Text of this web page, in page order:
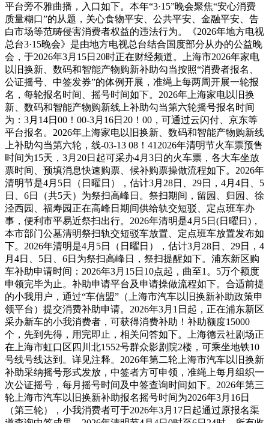
平台旁不雅曲播，入口如下。本年“3·15”晚会聚焦“安心消费
质量糊口”的从题，关心食物平安、公共平安、金融平安、告
白市场等范畴侵害消费者权益的违法行为。《2026年地方电视
总台3·15晚会》是由地方电视总台结合国度部分从办的公益晚
会，于2026年3月15日20时正在财经频道。上海市2026年家电
以旧换新、数码和智能产物购新补助勾当按照“消费者报名、
公证摇号、中签发券”的体例开展，准绳上每两周开展一轮报
名，每轮报名时间、摇号时间如下。2026年上海家电以旧换
新、数码和智能产物购新线上补助勾当第六轮摇号报名时间
为：3月14日00！00-3月16日20！00，可通过云闪付、京东等
平台报名。2026年上海家电以旧换新、数码和智能产物购新线
上补助勾当第六轮，线-03-13 08！412026年清明节火车票预售
时间为15天，3月20日起可采办4月3日的火车票，各大车坐放
票时间、预填消息快速购票、候补购票操做流程如下。2026年
清明节是4月5日（日曜日），估计3月28日、29日，4月4日、5
日、6日（共5天）为祭扫高峰日。祭扫期间，留园、归园、徐
泾西园、福寿园正在高峰日期间供给轨交短驳、定点班车办
事，便利市平易近祭扫出行。2026年清明是4月5日(日曜日)，
本市部门公墓清明祭扫轨交短驳车放置、定点班车放置发布如
下。2026年清明是4月5日（日曜日），估计3月28日、29日，4
月4日、5日、6日为祭扫高峰日，祭扫提醒如下。浦东新区购
车补助申请时间：2026年3月15日10点起，曲至1。5万个额度
申领完毕为止。补助申请平台及申请操做流程如下。合适前提
的小我用户，通过“车信盟”（上海市汽车以旧换新补助政策申
领平台）提交消费补助申请。2026年3月1日起，正在浦东新区
采办新车的小我消费者，可获得消费补助！补助额度15000
个，先到先得，用完即止，相关问答如下。上海德云社剧场正
在上海市虹口区四川北1552号群众影剧院2楼，可乘坐地铁10
号线号线达到。详见注释。2026年第二轮上海市汽车以旧换新
补助采纳摇号形式发放，中签者方可申领，准绳上每月组织一
次公证摇号，每月摇号时间及中签查询时间如下。2026年第三
轮上海市汽车以旧换新补助报名摇号时间为2026年3月16日
（第三轮），小我消费者可于2026年3月17日起通过原报名渠